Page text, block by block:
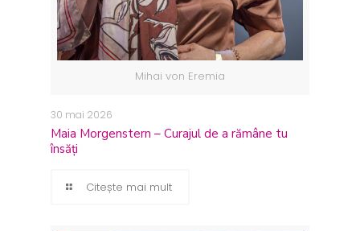
Mihai von Eremia
30 mai 2026
Maia Morgenstern – Curajul de a rămâne tu
însăți
Citește mai mult